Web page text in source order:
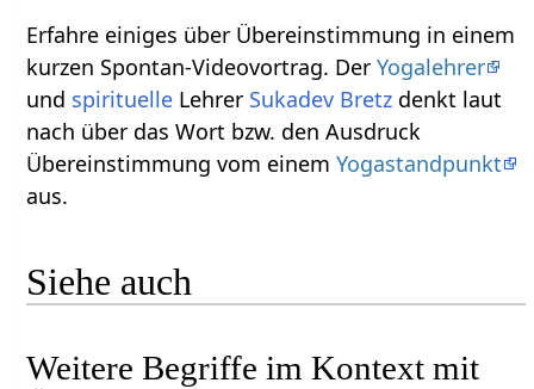
Erfahre einiges über Übereinstimmung‏‎ in einem
kurzen Spontan-Videovortrag. DerYogalehrer
und spirituelle Lehrer Sukadev Bretz denkt laut
nach über das Wort bzw. den Ausdruck
Übereinstimmung‏‎ vom einemYogastandpunkt
aus.
Siehe auch
Weitere Begriffe im Kontext mit